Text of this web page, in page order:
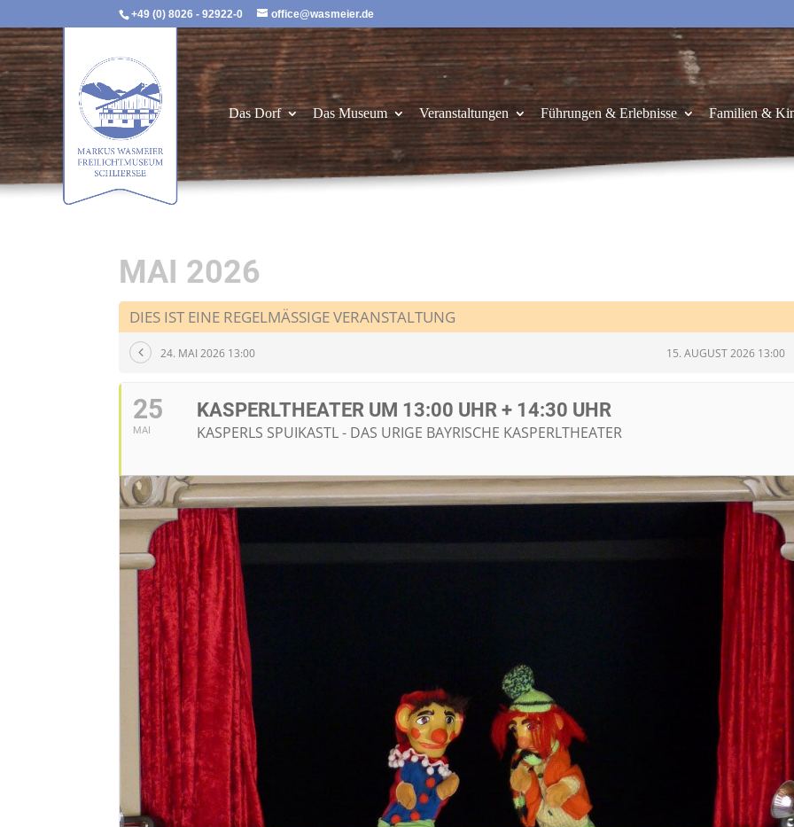
+49 (0) 8026 - 92922-0 office@wasmeier.de
Das Dorf Das Museum Veranstaltungen Führungen & Erlebnisse Familien &
MAI 2026
DIES IST EINE REGELMÄSSIGE VERANSTALTUNG
24. MAI 2026 13:00 15. AUGUST 2026 13:00
25
MAI
KASPERLTHEATER UM 13:00 UHR + 14:30 UHR
KASPERLS SPUIKASTL - DAS URIGE BAYRISCHE KASPERLTHEATER